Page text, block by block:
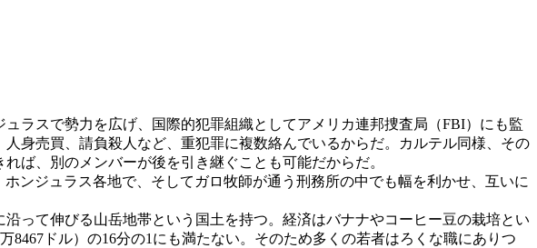
ラスで勢力を広げ、国際的犯罪組織としてアメリカ連邦捜査局（FBI）にも監
身売買、請負殺人など、重犯罪に複数絡んでいるからだ。カルテル同様、その
ば、別のメンバーが後を引き継ぐことも可能だからだ。
ンジュラス各地で、そしてガロ牧師が通う刑務所の中でも幅を利かせ、互いに
って伸びる山岳地帯という国土を持つ。経済はバナナやコーヒー豆の栽培とい
8467ドル）の16分の1にも満たない。そのため多くの若者はろくな職にありつ